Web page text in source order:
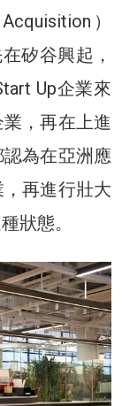
）
矽谷興起，
Up企業來
，再在上進
為在亞洲應
再進行壯大
狀態。